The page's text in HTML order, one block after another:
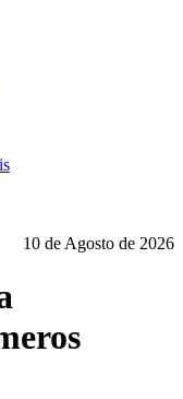
10 de Agosto de 2026